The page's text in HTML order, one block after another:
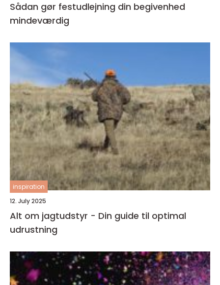
Sådan gør festudlejning din begivenhed
mindeværdig
inspiration
12. July 2025
Alt om jagtudstyr - Din guide til optimal
udrustning